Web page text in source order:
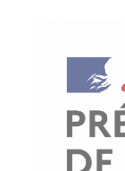
© Copyright -
Actualités
Politique de